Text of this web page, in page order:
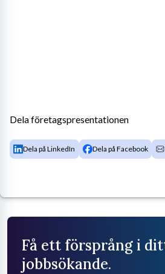
Dela företagspresentationen
Dela på LinkedIn Dela på Facebook
Få ett försprång i
jobbsökande.